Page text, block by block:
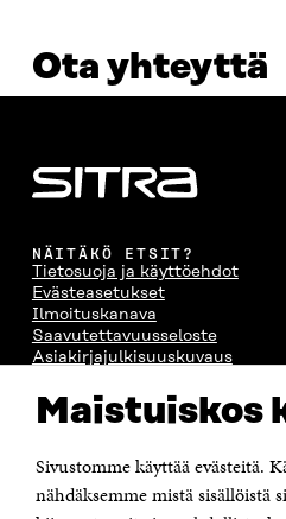
Maistuiskos
Sivustomme käyttää evästeitä.
nähdäksemme mistä sisällöistä
Ota yhteyttä
NÄITÄKÖ ETSIT?
Tietosuoja ja käyttöehdot
Evästeasetukset
Ilmoituskanava
Saavutettavuusseloste
Asiakirjajulkisuuskuvaus
Suomen itsenäisyyden
Itämerenkatu 11-13, PL 160,
00181 Helsinki